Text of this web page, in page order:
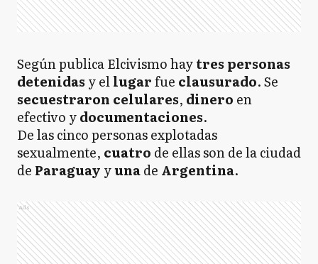
Según publica Elcivismo haytres personas
detenidas y ellugarfue clausurado. Se
secuestraron celulares, dinero en
efectivo ydocumentaciones.
De las cinco personas explotadas
sexualmente, cuatro de ellas son de la ciudad
de Paraguay yunade Argentina.
Ads